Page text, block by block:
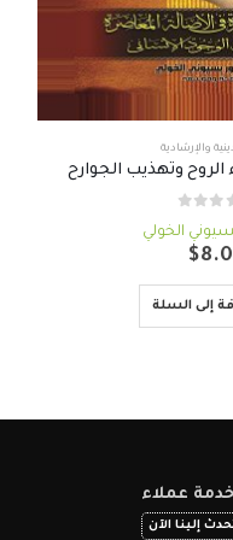
والإرشادية
الروح وتهذيب الجوارح
الخولي
$
إلى السلة
خدمة عملاء
إلينا الآن